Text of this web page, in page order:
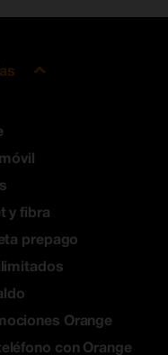
y fibra
prepago
Orange
con Orange